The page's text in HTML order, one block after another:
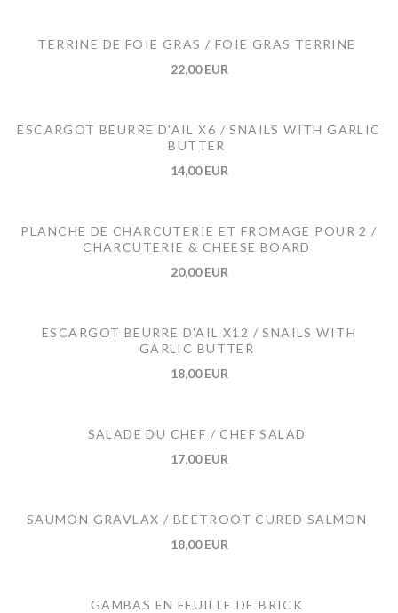
TERRINE DE FOIE GRAS / FOIE GRAS TERRINE
22,00 EUR
ESCARGOT BEURRE D'AIL X6 / SNAILS WITH GARLIC
BUTTER
14,00 EUR
PLANCHE DE CHARCUTERIE ET FROMAGE POUR 2 /
CHARCUTERIE & CHEESE BOARD
20,00 EUR
ESCARGOT BEURRE D'AIL X12 / SNAILS WITH
GARLIC BUTTER
18,00 EUR
SALADE DU CHEF / CHEF SALAD
17,00 EUR
SAUMON GRAVLAX / BEETROOT CURED SALMON
18,00 EUR
GAMBAS EN FEUILLE DE BRICK